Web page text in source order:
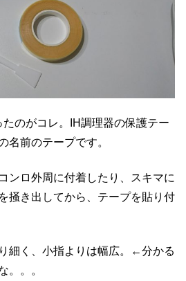
のがコレ。IH調理器の保護テー
名前のテープです。
ンロ外周に付着したり、スキマに
掻き出してから、テープを貼り付
細く、小指よりは幅広。←分かる
。。。